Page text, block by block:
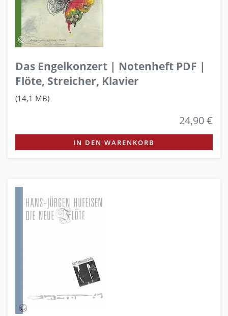
Das Engelkonzert | Notenheft PDF |
Flöte, Streicher, Klavier
(14,1 MB)
24,90 €
IN DEN WARENKORB